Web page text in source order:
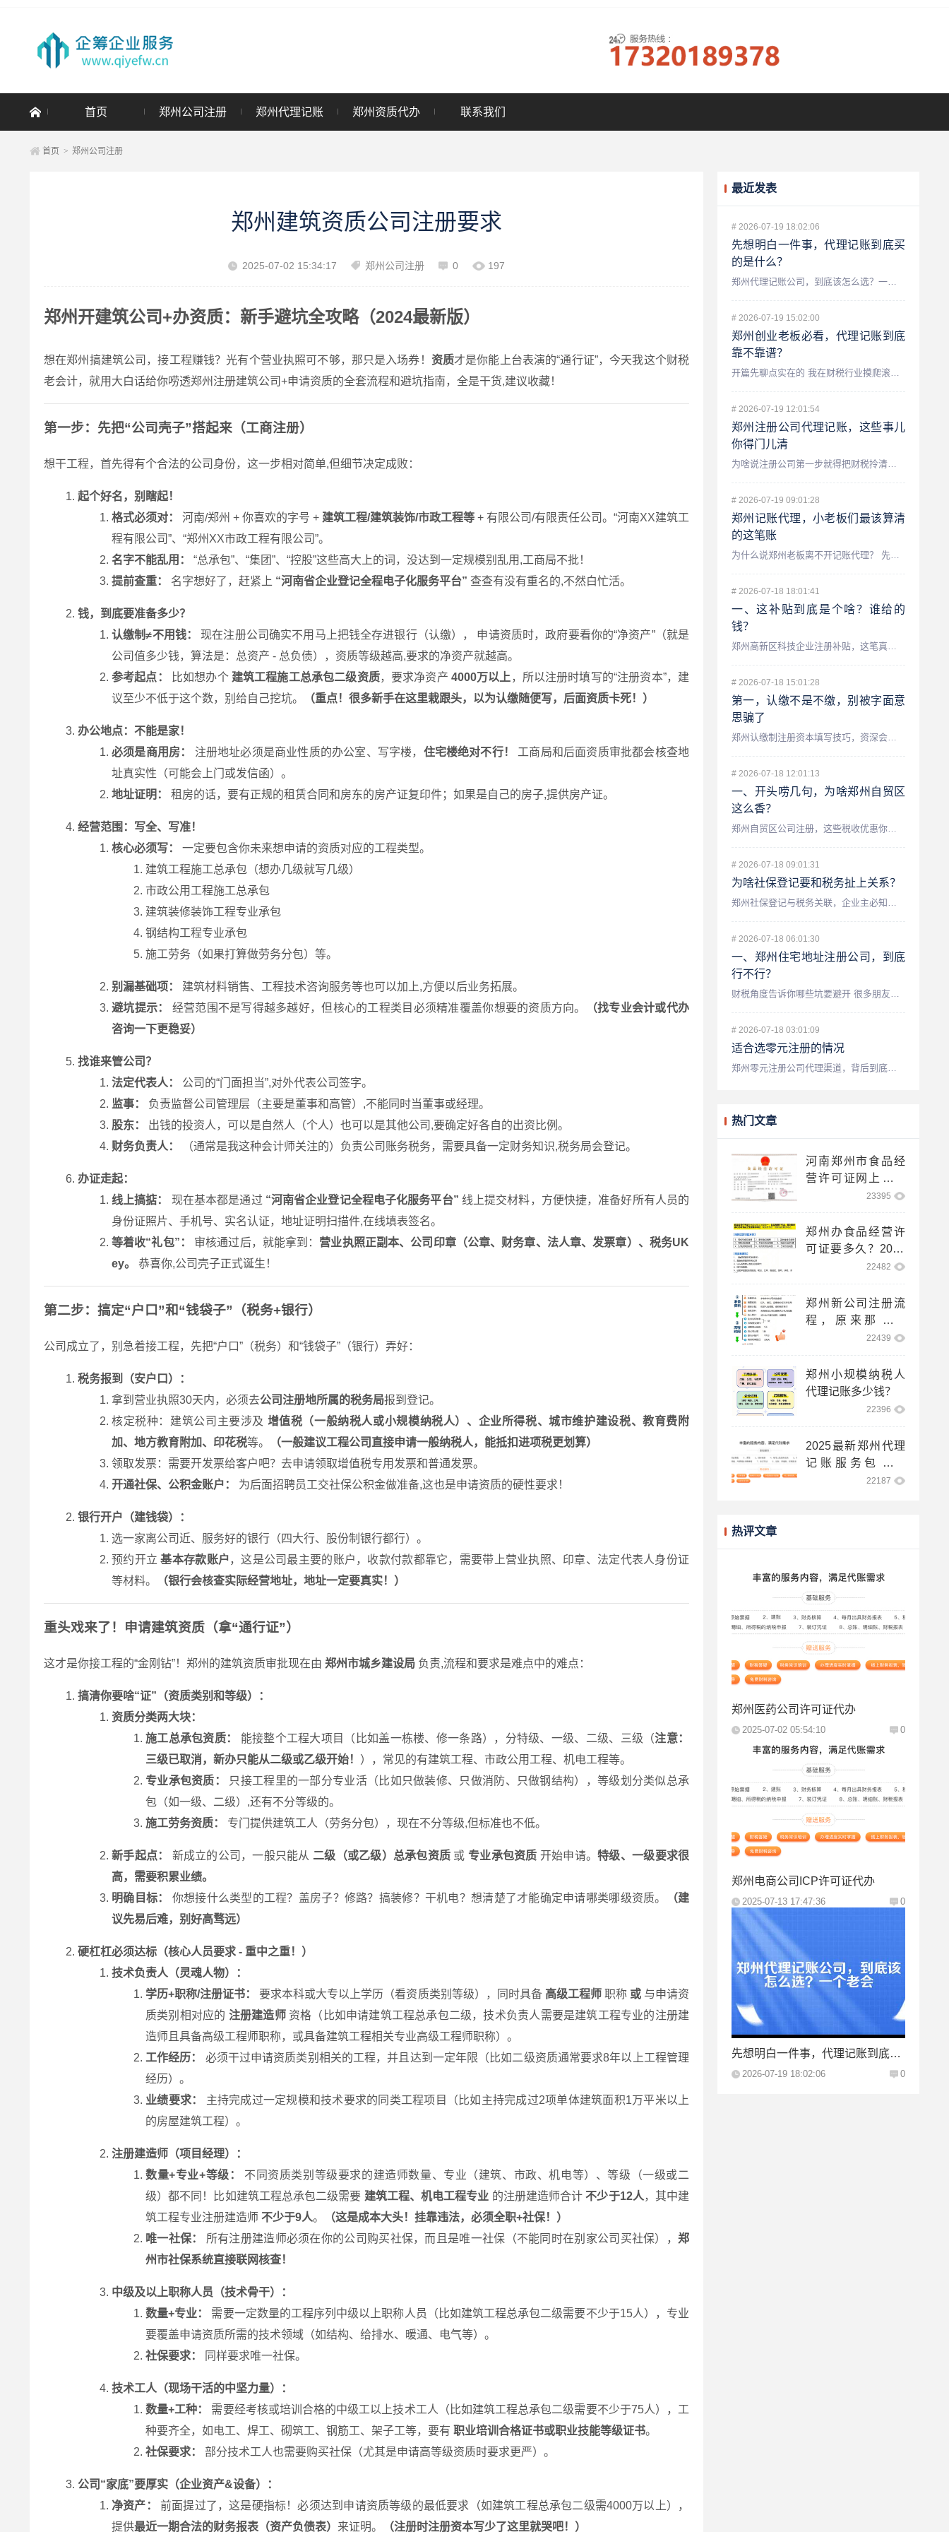
首页 郑州公司注册 郑州代理记账 郑州资质代办 联系我们
首页 > 郑州公司注册
郑州建筑资质公司注册要求
2025-07-02 15:34:17 郑州公司注册 0 197
郑州开建筑公司+办资质：新手避坑全攻略（2024最新版）
想在郑州搞建筑公司，接工程赚钱？光有个营业执照可不够，那只是入场券！ 资质才是你能上台表演的“通行证”，今天我这个财税
老会计，就用大白话给你唠透郑州注册建筑公司+申请资质的全套流程和避坑指南，全是干货,建议收藏！
第一步：先把“公司壳子”搭起来（工商注册）
想干工程，首先得有个合法的公司身份，这一步相对简单,但细节决定成败：
起个好名，别瞎起！
格式必须对：
河南/郑州 + 你喜欢的字号 + 建筑工程/建筑装饰/市政工程等 + 有限公司/有限责任公司。“河南XX建筑工
程有限公司”、“郑州XX市政工程有限公司”。
名字不能乱用：
“总承包”、“集团”、“控股”这些高大上的词，没达到一定规模别乱用,工商局不批！
提前查重：
名字想好了，赶紧上 “河南省企业登记全程电子化服务平台” 查查有没有重名的,不然白忙活。
钱，到底要准备多少？
认缴制≠不用钱：
现在注册公司确实不用马上把钱全存进银行（认缴）， 申请资质时，政府要看你的“净资产”（就是
公司值多少钱，算法是：总资产 - 总负债），资质等级越高,要求的净资产就越高。
参考起点：
比如想办个 建筑工程施工总承包二级资质，要求净资产 4000万以上 ，所以注册时填写的“注册资本”，建
议至少不低于这个数，别给自己挖坑。
（重点！很多新手在这里栽跟头，以为认缴随便写，后面资质卡死！）
办公地点：不能是家！
必须是商用房：
注册地址必须是商业性质的办公室、写字楼， 住宅楼绝对不行！
工商局和后面资质审批都会核查地
址真实性（可能会上门或发信函）。
地址证明：
租房的话，要有正规的租赁合同和房东的房产证复印件；如果是自己的房子,提供房产证。
经营范围：写全、写准！
核心必须写：
一定要包含你未来想申请的资质对应的工程类型。
建筑工程施工总承包（想办几级就写几级）
市政公用工程施工总承包
建筑装修装饰工程专业承包
钢结构工程专业承包
施工劳务（如果打算做劳务分包）等。
别漏基础项：
建筑材料销售、工程技术咨询服务等也可以加上,方便以后业务拓展。
避坑提示：
经营范围不是写得越多越好，但核心的工程类目必须精准覆盖你想要的资质方向。
（找专业会计或代办
咨询一下更稳妥）
找谁来管公司？
法定代表人：
公司的“门面担当”,对外代表公司签字。
监事：
负责监督公司管理层（主要是董事和高管）,不能同时当董事或经理。
股东：
出钱的投资人，可以是自然人（个人）也可以是其他公司,要确定好各自的出资比例。
财务负责人：
（通常是我这种会计师关注的）负责公司账务税务，需要具备一定财务知识,税务局会登记。
办证走起：
线上搞掂：
现在基本都是通过 “河南省企业登记全程电子化服务平台” 线上提交材料，方便快捷，准备好所有人员的
身份证照片、手机号、实名认证，地址证明扫描件,在线填表签名。
等着收“礼包”：
审核通过后，就能拿到： 营业执照正副本、公司印章（公章、财务章、法人章、发票章）、税务UK
ey。
恭喜你,公司壳子正式诞生！
第二步：搞定“户口”和“钱袋子”（税务+银行）
公司成立了，别急着接工程，先把“户口”（税务）和“钱袋子”（银行）弄好：
税务报到（安户口）：
拿到营业执照30天内，必须去公司注册地所属的税务局报到登记。
核定税种：建筑公司主要涉及 增值税（一般纳税人或小规模纳税人）、企业所得税、城市维护建设税、教育费附
加、地方教育附加、印花税等。
（一般建议工程公司直接申请一般纳税人，能抵扣进项税更划算）
领取发票：需要开发票给客户吧？去申请领取增值税专用发票和普通发票。
开通社保、公积金账户：
为后面招聘员工交社保公积金做准备,这也是申请资质的硬性要求！
银行开户（建钱袋）：
选一家离公司近、服务好的银行（四大行、股份制银行都行）。
预约开立基本存款账户，这是公司最主要的账户，收款付款都靠它，需要带上营业执照、印章、法定代表人身份证
等材料。
（银行会核查实际经营地址，地址一定要真实！）
重头戏来了！申请建筑资质（拿“通行证”）
这才是你接工程的“金刚钻”！郑州的建筑资质审批现在由 郑州市城乡建设局 负责,流程和要求是难点中的难点：
搞清你要啥“证”（资质类别和等级）：
资质分类两大块：
施工总承包资质：
能接整个工程大项目（比如盖一栋楼、修一条路），分特级、一级、二级、三级（注意：
三级已取消，新办只能从二级或乙级开始！ ），常见的有建筑工程、市政公用工程、机电工程等。
专业承包资质：
只接工程里的一部分专业活（比如只做装修、只做消防、只做钢结构），等级划分类似总承
包（如一级、二级）,还有不分等级的。
施工劳务资质：
专门提供建筑工人（劳务分包），现在不分等级,但标准也不低。
新手起点： 新成立的公司，一般只能从 二级（或乙级）总承包资质 或 专业承包资质 开始申请。特级、一级要求很
高，需要积累业绩。
明确目标：
你想接什么类型的工程？盖房子？修路？搞装修？干机电？想清楚了才能确定申请哪类哪级资质。
（建
议先易后难，别好高骛远）
硬杠杠必须达标（核心人员要求 - 重中之重！）
技术负责人（灵魂人物）：
学历+职称/注册证书：
要求本科或大专以上学历（看资质类别等级），同时具备 高级工程师职称 或与申请资
质类别相对应的 注册建造师资格（比如申请建筑工程总承包二级，技术负责人需要是建筑工程专业的注册建
造师且具备高级工程师职称，或具备建筑工程相关专业高级工程师职称）。
工作经历：
必须干过申请资质类别相关的工程，并且达到一定年限（比如二级资质通常要求8年以上工程管理
经历）。
业绩要求：
主持完成过一定规模和技术要求的同类工程项目（比如主持完成过2项单体建筑面积1万平米以上
的房屋建筑工程）。
注册建造师（项目经理）：
数量+专业+等级：
不同资质类别等级要求的建造师数量、专业（建筑、市政、机电等）、等级（一级或二
级）都不同！比如建筑工程总承包二级需要 建筑工程、机电工程专业 的注册建造师合计不少于12人，其中建
筑工程专业注册建造师 不少于9人。
（这是成本大头！挂靠违法，必须全职+社保！）
唯一社保：
所有注册建造师必须在你的公司购买社保，而且是唯一社保（不能同时在别家公司买社保），郑
州市社保系统直接联网核查！
中级及以上职称人员（技术骨干）：
数量+专业：
需要一定数量的工程序列中级以上职称人员（比如建筑工程总承包二级需要不少于15人），专业
要覆盖申请资质所需的技术领域（如结构、给排水、暖通、电气等）。
社保要求：
同样要求唯一社保。
技术工人（现场干活的中坚力量）：
数量+工种：
需要经考核或培训合格的中级工以上技术工人（比如建筑工程总承包二级需要不少于75人），工
种要齐全，如电工、焊工、砌筑工、钢筋工、架子工等，要有 职业培训合格证书或职业技能等级证书。
社保要求：
部分技术工人也需要购买社保（尤其是申请高等级资质时要求更严）。
公司“家底”要厚实（企业资产&设备）：
净资产：
前面提过了，这是硬指标！必须达到申请资质等级的最低要求（如建筑工程总承包二级需4000万以上），
提供最近一期合法的财务报表（资产负债表） 来证明。 （注册时注册资本写少了这里就哭吧！）
最近发表
# 2026-07-19 18:02:06
先想明白一件事，代理记账到底买
的是什么？
# 2026-07-19 15:02:00
郑州创业老板必看，代理记账到底
靠不靠谱？
# 2026-07-19 12:01:54
郑州注册公司代理记账，这些事儿
你得门儿清
# 2026-07-19 09:01:28
郑州记账代理，小老板们最该算清
的这笔账
# 2026-07-18 18:01:41
一、这补贴到底是个啥？谁给的
钱？
# 2026-07-18 15:01:28
第一，认缴不是不缴，别被字面意
思骗了
# 2026-07-18 12:01:13
一、开头唠几句，为啥郑州自贸区
这么香？
# 2026-07-18 09:01:31
为啥社保登记要和税务扯上关系？
# 2026-07-18 06:01:30
一、郑州住宅地址注册公司，到底
行不行？
# 2026-07-18 03:01:09
适合选零元注册的情况
热门文章
河南郑州市食品经
营许可证网上申请
23395
郑州办食品经营许
可证要多久？2025
网上注册步骤！
22482
郑州新公司注册流
程，原来那么简
22439
郑州小规模纳税人
代理记账多少钱？
22396
2025最新郑州代理
记账服务包含哪
22187
热评文章
郑州医药公司许可证代办
2025-07-02 05:54:10 0
郑州电商公司ICP许可证代办
2025-07-13 17:47:36 0
先想明白一件事，代理记账到底买的是什么？
2026-07-19 18:02:06 0